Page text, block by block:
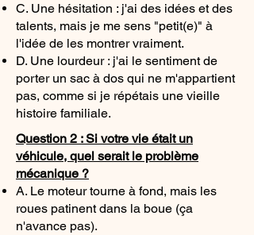
C. Une hésitation : j'ai des idées et des
talents, mais je me sens "petit(e)" à
l'idée de les montrer vraiment.
D. Une lourdeur : j'ai le sentiment de
porter un sac à dos qui ne m'appartient
pas, comme si je répétais une vieille
histoire familiale.
Question 2 : Si votre vie était un
véhicule, quel serait le problème
mécanique ?
A. Le moteur tourne à fond, mais les
roues patinent dans la boue (ça
n'avance pas).